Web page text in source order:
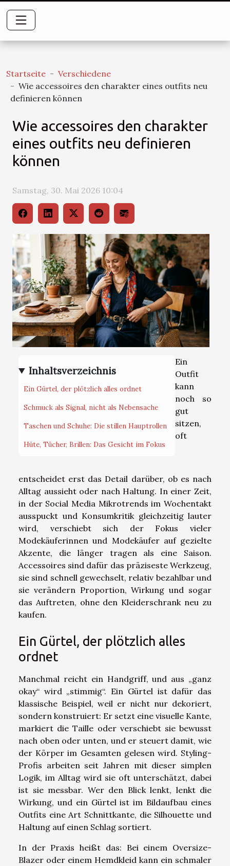
Startseite
Verschiedene
Wie accessoires den charakter eines outfits neu
definieren können
Wie accessoires den charakter
eines outfits neu definieren
können
Samstag, 30. Mai 2026 10:04
Inhaltsverzeichnis
Ein Gürtel, der plötzlich alles ordnet
Schmuck als Signal, nicht als Nebensache
Taschen und Schuhe: Die stillen Hauptrollen
Hüte, Tücher, Brillen: Das Gesicht im Fokus
Ein
Outfit
kann
noch so
gut
sitzen,
oft
entscheidet erst das Detail darüber, ob es nach
Alltag aussieht oder nach Haltung. In einer Zeit,
in der Social Media Mikrotrends im Wochentakt
ausspuckt und Konsumkritik gleichzeitig lauter
wird, verschiebt sich der Fokus vieler
Modekäuferinnen und Modekäufer auf gezielte
Akzente, die länger tragen als eine Saison.
Accessoires sind dafür das präziseste Werkzeug,
sie sind schnell gewechselt, relativ bezahlbar und
sie verändern Proportion, Wirkung und sogar
das Auftreten, ohne den Kleiderschrank neu zu
kaufen.
Ein Gürtel, der plötzlich alles
ordnet
Manchmal reicht ein Handgriff, und aus „ganz
okay“ wird „stimmig“. Ein Gürtel ist dafür das
klassische Beispiel, weil er nicht nur dekoriert,
sondern konstruiert: Er setzt eine visuelle Kante,
markiert die Taille oder verschiebt sie bewusst
nach oben oder unten, und er steuert damit, wie
der Körper im Gesamten gelesen wird. Styling-
Profis arbeiten seit Jahren mit dieser simplen
Logik, im Alltag wird sie oft unterschätzt, dabei
ist sie messbar. Wer den Blick lenkt, lenkt die
Wirkung, und ein Gürtel ist im Bildaufbau eines
Outfits eine Art Schnittkante, die Silhouette und
Haltung auf einen Schlag sortiert.
In der Praxis heißt das: Bei einem Oversize-
Blazer oder einem Hemdkleid kann ein schmaler